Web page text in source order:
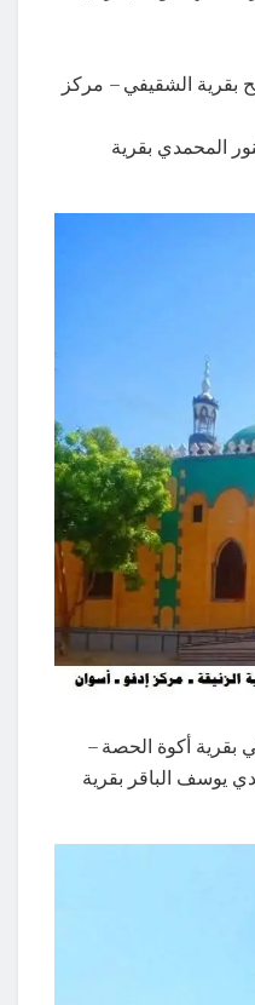
بقرية الشقيفي – مركز
المحمدي بقرية
بقرية أكوة الحصة –
يوسف الباقر بقرية